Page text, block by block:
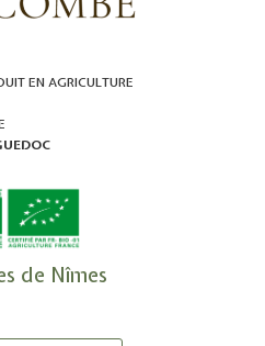
EN AGRICULTURE
de Nîmes